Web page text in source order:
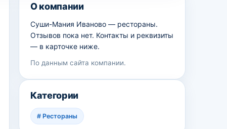
О компании
Суши-Мания Иваново — рестораны.
Отзывов пока нет. Контакты и реквизиты
— в карточке ниже.
По данным сайта компании.
Категории
# Рестораны